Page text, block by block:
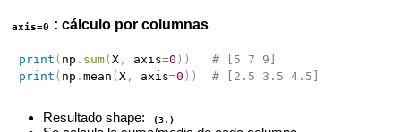
axis=0 : cálculo por columnas
print ( np . sum(X, axis=0 ) )
# [5 7 9]
print ( np . mean (X, axis=0 ) ) # [2.5 3.5 4.5]
Resultado shape: (3,)